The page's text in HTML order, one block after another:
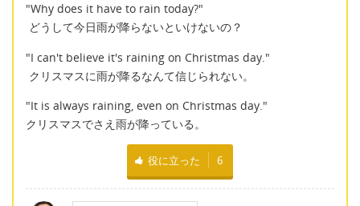
"Why does it have to rain today?"
どうして今日雨が降らないといけないの？
"I can't believe it's raining on Christmas day."
クリスマスに雨が降るなんて信じられない。
"It is always raining, even on Christmas day."
クリスマスでさえ雨が降っている。
役に立った 6